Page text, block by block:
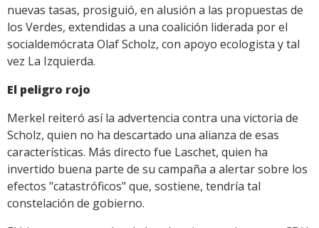
nuevas tasas, prosiguió, en alusión a las propuestas de
los Verdes, extendidas a una coalición liderada por el
socialdemócrata Olaf Scholz, con apoyo ecologista y tal
vez La Izquierda.
El peligro rojo
Merkel reiteró así la advertencia contra una victoria de
Scholz, quien no ha descartado una alianza de esas
características. Más directo fue Laschet, quien ha
invertido buena parte de su campaña a alertar sobre los
efectos "catastróficos" que, sostiene, tendría tal
constelación de gobierno.